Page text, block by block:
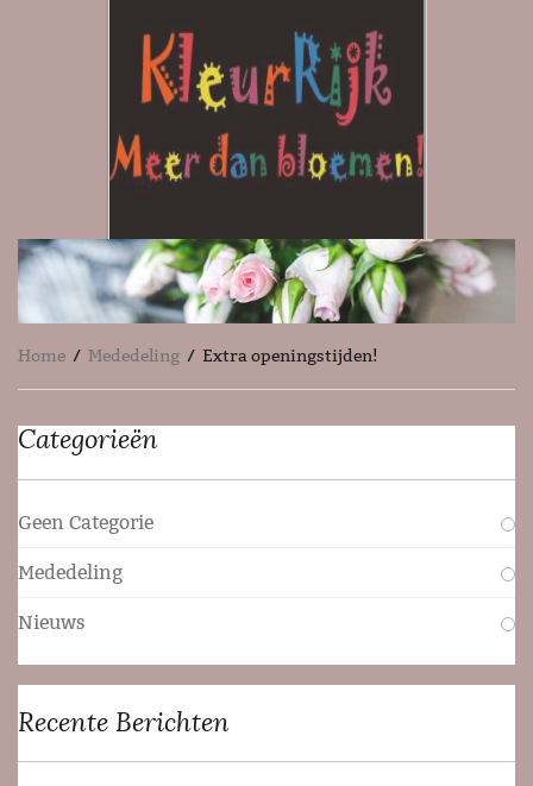
Home / Mededeling / Extra openingstijden!
Categorieën
Geen Categorie
Mededeling
Nieuws
Recente Berichten